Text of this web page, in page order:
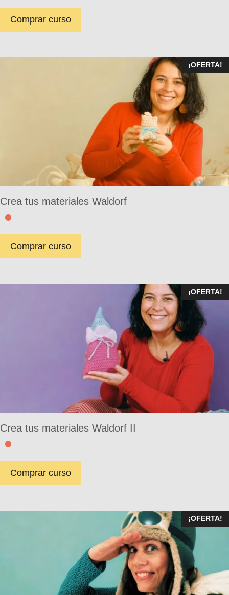
Comprar curso
¡OFERTA!
Crea tus materiales Waldorf
Comprar curso
¡OFERTA!
Crea tus materiales Waldorf II
Comprar curso
¡OFERTA!